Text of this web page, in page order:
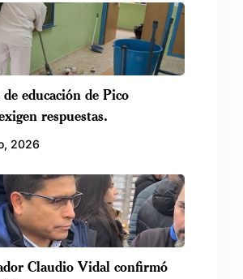
educación de Pico
respuestas.
2026
Claudio Vidal confirmó